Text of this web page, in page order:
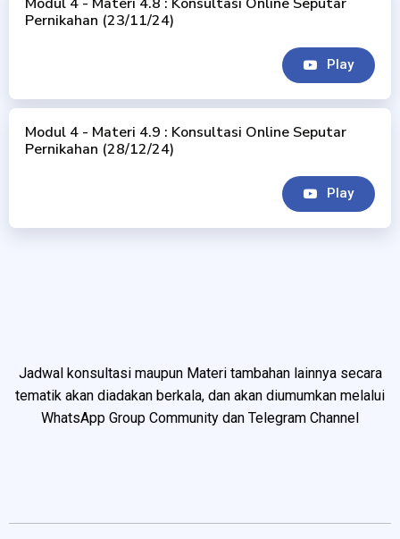
Pernikahan (23/11/24)
Play
Modul 4 - Materi 4.9 : Konsultasi Online Seputar
Pernikahan (28/12/24)
Play
Jadwal konsultasi maupun Materi tambahan lainnya secara
tematik akan diadakan berkala, dan akan diumumkan melalui
WhatsApp Group Community dan Telegram Channel